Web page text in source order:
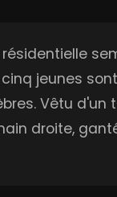
jeunes
Vêtu d'un
droite,